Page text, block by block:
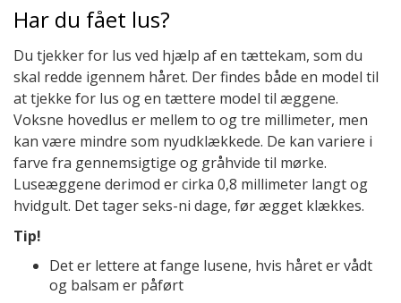
Har du fået lus?
Du tjekker for lus ved hjælp af en tættekam, som du
skal redde igennem håret. Der findes både en model til
at tjekke for lus og en tættere model til æggene.
Voksne hovedlus er mellem to og tre millimeter, men
kan være mindre som nyudklækkede. De kan variere i
farve fra gennemsigtige og gråhvide til mørke.
Luseæggene derimod er cirka 0,8 millimeter langt og
hvidgult. Det tager seks-ni dage, før ægget klækkes.
Tip!
Det er lettere at fange lusene, hvis håret er vådt
og balsam er påført